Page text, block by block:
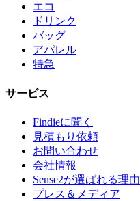
エコ
ドリンク
バッグ
アパレル
特急
サービス
Findieに聞く
見積もり依頼
お問い合わせ
会社情報
Sense2が選ばれる理由
プレス＆メディア